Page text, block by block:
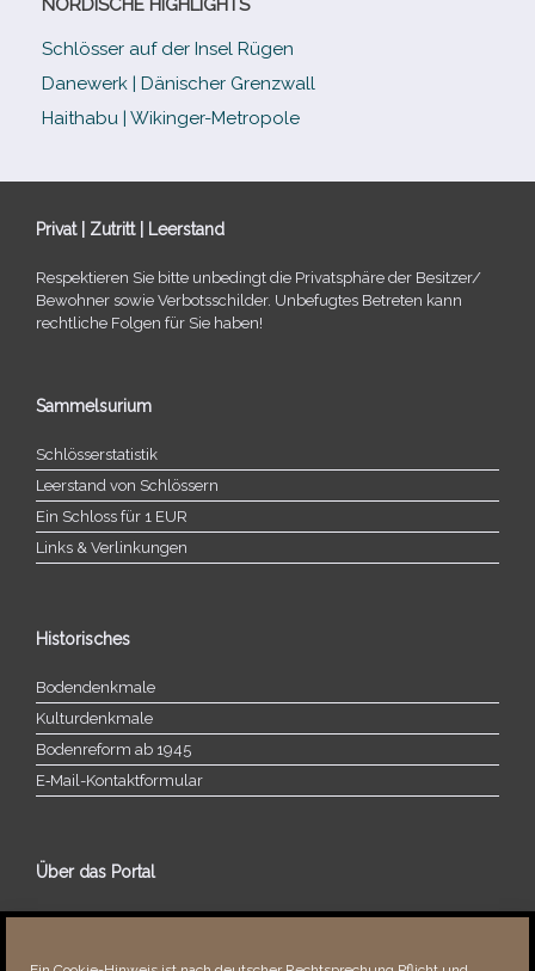
Schlösser auf der Insel Rügen
Danewerk | Dänischer Grenzwall
Haithabu | Wikinger-Metropole
Privat | Zutritt | Leerstand
Respektieren Sie bitte unbe­dingt die Privatsphäre der Besitzer/​
Bewohner sowie Verbotsschilder. Unbefugtes Betreten kann
recht­li­che Folgen für Sie haben!
Sammelsurium
Schlösserstatistik
Leerstand von Schlössern
Ein Schloss für 1 EUR
Links & Verlinkungen
Historisches
Bodendenkmale
Kulturdenkmale
Bodenreform ab 1945
E‑Mail-​​Kontaktformular
Über das Portal
Über dieses Portal